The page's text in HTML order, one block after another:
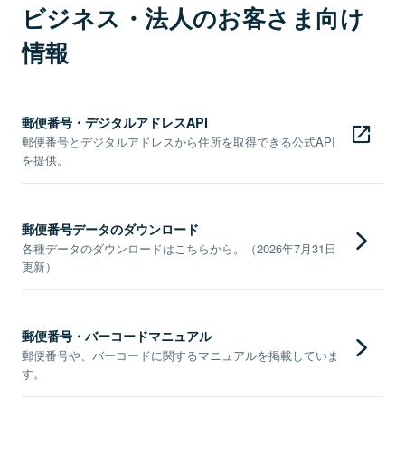
ビジネス・法人のお客さま向け
情報
郵便番号・デジタルアドレスAPI
郵便番号とデジタルアドレスから住所を取得できる公式API
を提供。
郵便番号データのダウンロード
各種データのダウンロードはこちらから。（2026年7月31日
更新）
郵便番号・バーコードマニュアル
郵便番号や、バーコードに関するマニュアルを掲載していま
す。